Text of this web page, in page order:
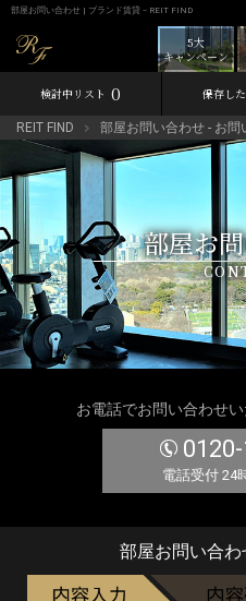
部屋お問い合わせ | ブランド賃貸－REIT FIND
5大
キャンペーン
検討中リスト 0 保存し
REIT FIND 部屋お問い合わせ - お問
部屋お
お電話でお問い合わせ
0120-
電話受付 24
部屋お問い合わ